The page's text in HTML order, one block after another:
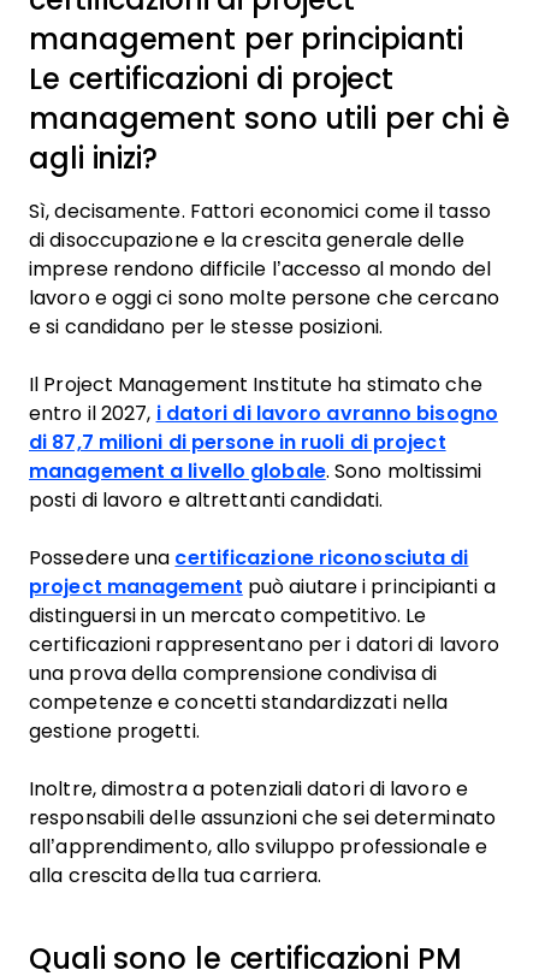
management per principianti
Le certificazioni di project
management sono utili per chi è
agli inizi?
Sì, decisamente. Fattori economici come il tasso
di disoccupazione e la crescita generale delle
imprese rendono difficile l’accesso al mondo del
lavoro e oggi ci sono molte persone che cercano
e si candidano per le stesse posizioni.
Il Project Management Institute ha stimato che
entro il 2027, i datori di lavoro avranno bisogno
di 87,7 milioni di persone in ruoli di project
management a livello globale. Sono moltissimi
posti di lavoro e altrettanti candidati.
Possedere una certificazione riconosciuta di
project management può aiutare i principianti a
distinguersi in un mercato competitivo. Le
certificazioni rappresentano per i datori di lavoro
una prova della comprensione condivisa di
competenze e concetti standardizzati nella
gestione progetti.
Inoltre, dimostra a potenziali datori di lavoro e
responsabili delle assunzioni che sei determinato
all’apprendimento, allo sviluppo professionale e
alla crescita della tua carriera.
Quali sono le certificazioni PM